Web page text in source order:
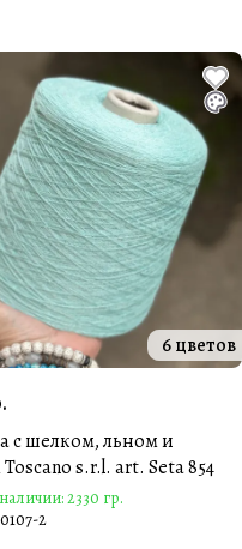
6 цветов
с шелком, льном и
s.r.l. art. Seta 854
2330 гр.
2